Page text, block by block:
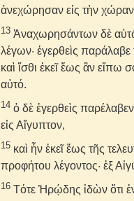
ἀνεχώρησαν εἰς τὴν
13 Ἀναχωρησάντων δὲ
λέγων· ἐγερθεὶς παράλαβε
καὶ ἴσθι ἐκεῖ ἕως ἂν εἴπω
αὐτό.
14 ὁ δὲ ἐγερθεὶς
εἰς Αἴγυπτον,
15 καὶ ἦν ἐκεῖ ἕως τῆς
προφήτου λέγοντος· ἐξ
16 Τότε Ἡρῴδης ἰδὼν ὅτι